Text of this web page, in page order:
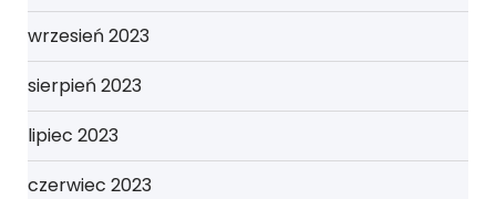
wrzesień 2023
sierpień 2023
lipiec 2023
czerwiec 2023